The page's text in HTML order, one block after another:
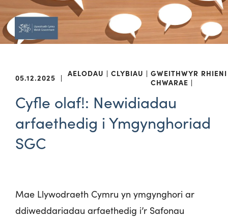
05.12.2025 | AELODAU CLYBIAU
GWEITHWYR
CHWARAE
RHIENI
Cyfle olaf!: Newidiadau
arfaethedig i Ymgynghoriad
SGC
Mae Llywodraeth Cymru yn ymgynghori ar
ddiweddariadau arfaethedig i’r Safonau